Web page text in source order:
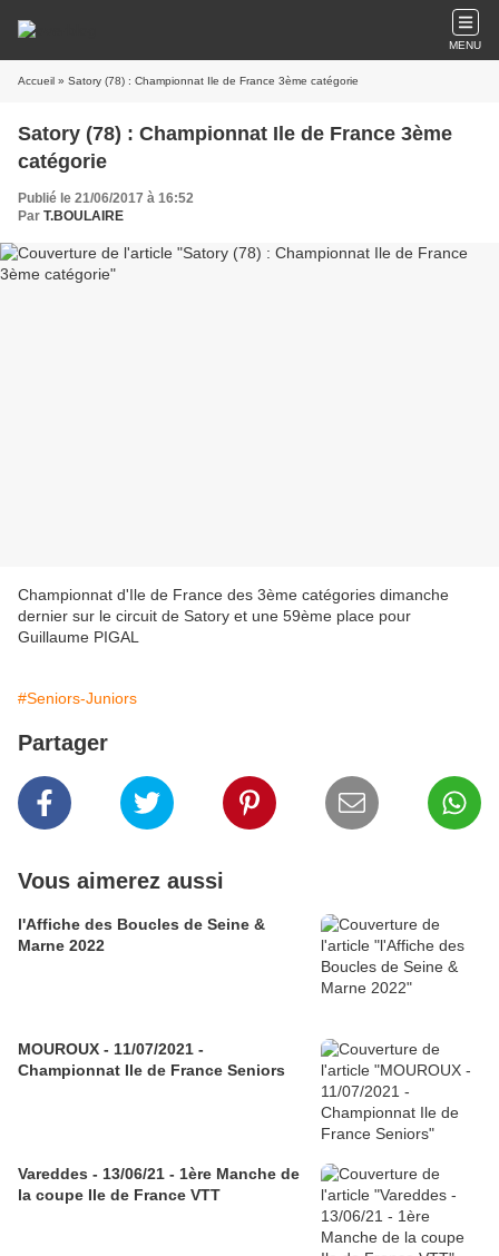
MENU
Accueil » Satory (78) : Championnat Ile de France 3ème catégorie
Satory (78) : Championnat Ile de France 3ème
catégorie
Publié le 21/06/2017 à 16:52
Par T.BOULAIRE
Championnat d'Ile de France des 3ème catégories dimanche
dernier sur le circuit de Satory et une 59ème place pour
Guillaume PIGAL
#Seniors-Juniors
Partager
Vous aimerez aussi
l'Affiche des Boucles de Seine &
Marne 2022
MOUROUX - 11/07/2021 -
Championnat Ile de France Seniors
Vareddes - 13/06/21 - 1ère Manche de
la coupe Ile de France VTT